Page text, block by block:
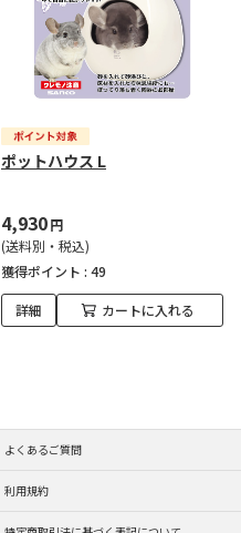
ポットハウス L
4,930円
(送料別・税込)
獲得ポイント : 49
詳細 カートに入れる
よくあるご質問
利用規約